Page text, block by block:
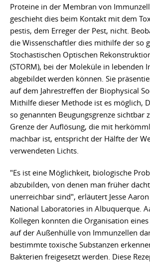
Proteine in der Membran von
geschieht dies beim Kontakt mit dem
pestis, dem Erreger der Pest, nicht.
die Wissenschaftler dies mithilfe der so
Stochastischen Optischen
(STORM), bei der Moleküle in lebenden
abgebildet werden können. Sie
auf dem Jahrestreffen der Biophysical
Mithilfe dieser Methode ist es möglich,
so genannten Beugungsgrenze sichtbar
Grenze der Auflösung, die mit
machbar ist, entspricht der Hälfte der
verwendeten Lichts.
"Es ist eine Möglichkeit, biologische
abzubilden, von denen man früher
unerreichbar sind", erläutert Jesse
National Laboratories in Albuquerque.
Kollegen konnten die Organisation
auf der Außenhülle von Immunzellen
bestimmte toxische Substanzen
Bakterien freigesetzt werden. Diese